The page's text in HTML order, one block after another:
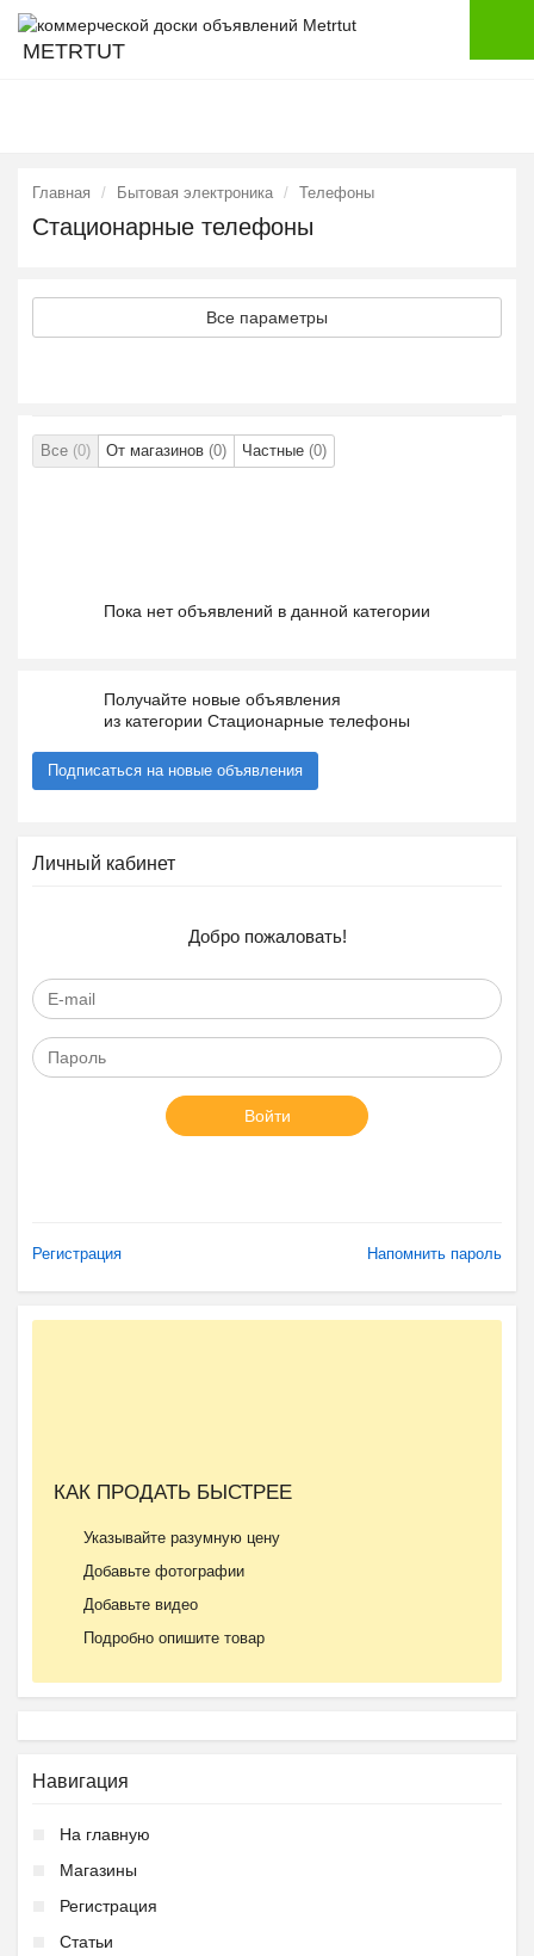
METRTUT
Главная Бытовая электроника Телефоны
Стационарные телефоны
Все параметры
Все (0) От магазинов (0) Частные (0)
Пока нет объявлений в данной категории
Получайте новые объявления
из категории Стационарные телефоны
Подписаться на новые объявления
Личный кабинет
Добро пожаловать!
Войти
Регистрация Напомнить пароль
КАК ПРОДАТЬ БЫСТРЕЕ
Указывайте разумную цену
Добавьте фотографии
Добавьте видео
Подробно опишите товар
Навигация
На главную
Магазины
Регистрация
Статьи